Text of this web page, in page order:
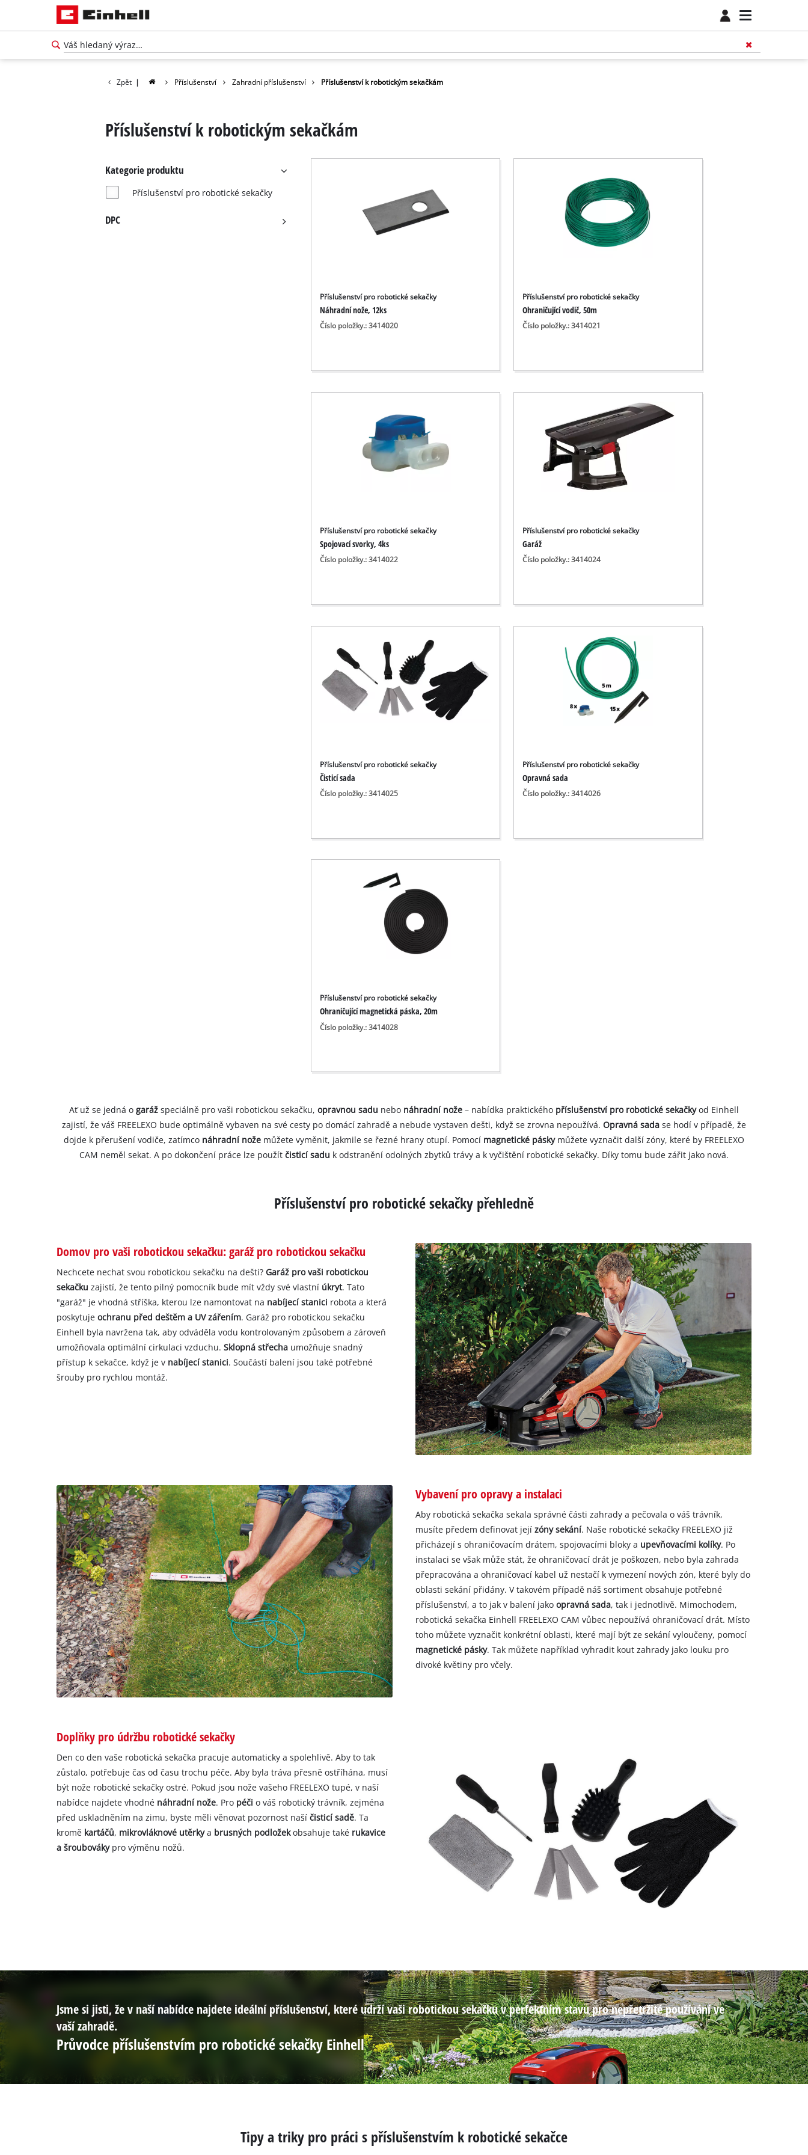
Zpět | Příslušenství Zahradní příslušenství Příslušenství k robotickým sekačkám
Příslušenství k robotickým sekačkám
Kategorie produktu
Příslušenství pro robotické sekačky
DPC
Příslušenství pro robotické sekačky
Náhradní nože, 12ks
Číslo položky.: 3414020
Příslušenství pro robotické sekačky
Ohraničující vodič, 50m
Číslo položky.: 3414021
Příslušenství pro robotické sekačky
Spojovací svorky, 4ks
Číslo položky.: 3414022
Příslušenství pro robotické sekačky
Garáž
Číslo položky.: 3414024
Příslušenství pro robotické sekačky
Čisticí sada
Číslo položky.: 3414025
Příslušenství pro robotické sekačky
Opravná sada
Číslo položky.: 3414026
Příslušenství pro robotické sekačky
Ohraničující magnetická páska, 20m
Číslo položky.: 3414028
Ať už se jedná o garážspeciálně pro vaši robotickou sekačku, opravnou sadu nebo náhradní nože– nabídka praktického příslušenství pro robotické sekačkyod Einhell
zajistí, že váš FREELEXO bude optimálně vybaven na své cesty po domácí zahradě a nebude vystaven dešti, když se zrovna nepoužívá. Opravná sadase hodí v případě, že
dojde k přerušení vodiče, zatímco náhradní nožemůžete vyměnit, jakmile se řezné hrany otupí. Pomocí magnetické páskymůžete vyznačit další zóny, které by FREELEXO
CAM neměl sekat. A po dokončení práce lze použít čisticí sadu k odstranění odolných zbytků trávy a k vyčištění robotické sekačky. Díky tomu bude zářit jako nová.
Příslušenství pro robotické sekačky přehledně
Domov pro vaši robotickou sekačku: garáž pro robotickou sekačku
Nechcete nechat svou robotickou sekačku na dešti?Garáž pro vaši robotickou
sekačku zajistí, že tento pilný pomocník bude mít vždy své vlastní úkryt. Tato
"garáž" je vhodná stříška, kterou lze namontovat na nabíjecí stanici robota a která
poskytujeochranu před deštěm a UV zářením. Garáž pro robotickou sekačku
Einhell byla navržena tak, aby odváděla vodu kontrolovaným způsobem a zároveň
umožňovala optimální cirkulaci vzduchu.Sklopná střecha umožňuje snadný
přístup k sekačce, když je v nabíjecí stanici. Součástí balení jsou také potřebné
šrouby pro rychlou montáž.
Vybavení pro opravy a instalaci
Aby robotická sekačka sekala správné části zahrady a pečovala o váš trávník,
musíte předem definovat její zóny sekání. Naše robotické sekačky FREELEXO již
přicházejí s ohraničovacím drátem, spojovacími bloky a upevňovacími kolíky. Po
instalaci se však může stát, že ohraničovací drát je poškozen, nebo byla zahrada
přepracována a ohraničovací kabel už nestačí k vymezení nových zón, které byly do
oblasti sekání přidány. V takovém případě náš sortiment obsahuje potřebné
příslušenství, a to jak v balení jako opravná sada, tak i jednotlivě. Mimochodem,
robotická sekačka Einhell FREELEXO CAM vůbec nepoužívá ohraničovací drát. Místo
toho můžete vyznačit konkrétní oblasti, které mají být ze sekání vyloučeny, pomocí
magnetické pásky. Tak můžete například vyhradit kout zahrady jako louku pro
divoké květiny pro včely.
Doplňky pro údržbu robotické sekačky
Den co den vaše robotická sekačka pracuje automaticky a spolehlivě. Aby to tak
zůstalo, potřebuje čas od času trochu péče. Aby byla tráva přesně ostříhána, musí
být nože robotické sekačky ostré. Pokud jsou nože vašeho FREELEXO tupé, v naší
nabídce najdete vhodné náhradní nože. Pro péči o váš robotický trávník, zejména
před uskladněním na zimu, byste měli věnovat pozornost našíčisticí sadě. Ta
kromě kartáčů, mikrovláknové utěrkya brusných podložekobsahuje také rukavice
a šroubovákypro výměnu nožů.
Jsme si jisti, že v naší nabídce najdete ideální příslušenství, které udrží vaši robotickou sekačku v perfektním stavu pro nepřetržité používání ve
vaší zahradě.
Průvodce příslušenstvím pro robotické sekačky Einhell
Tipy a triky pro práci s příslušenstvím k robotické sekačce